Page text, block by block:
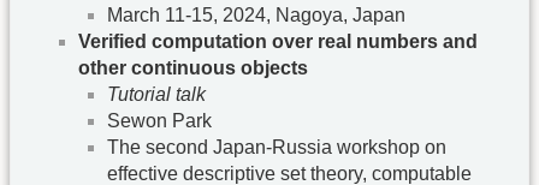
March 11-15, 2024, Nagoya, Japan
Verified computation over real numbers and
other continuous objects
Tutorial talk
Sewon Park
The second Japan-Russia workshop on
effective descriptive set theory, computable